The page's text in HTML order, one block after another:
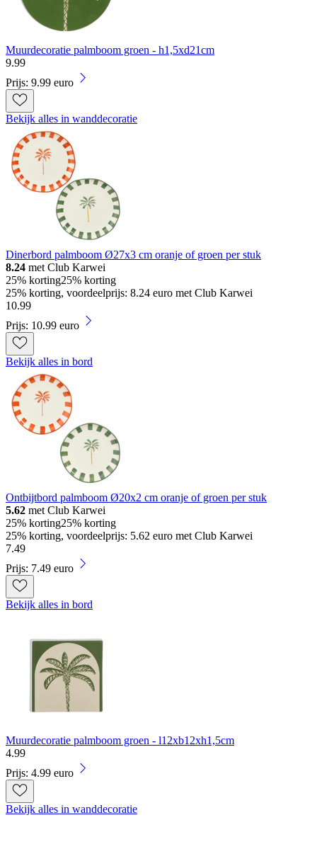
Muurdecoratie palmboom groen - h1,5xd21cm
9.99
Prijs: 9.99 euro
Bekijk alles in wanddecoratie
Dinerbord palmboom Ø27x3 cm oranje of groen per stuk
8.24 met Club Karwei
25% korting25% korting
25% korting, voordeelprijs: 8.24 euro met Club Karwei
10.99
Prijs: 10.99 euro
Bekijk alles in bord
Ontbijtbord palmboom Ø20x2 cm oranje of groen per stuk
5.62 met Club Karwei
25% korting25% korting
25% korting, voordeelprijs: 5.62 euro met Club Karwei
7.49
Prijs: 7.49 euro
Bekijk alles in bord
Muurdecoratie palmboom groen - l12xb12xh1,5cm
4.99
Prijs: 4.99 euro
Bekijk alles in wanddecoratie